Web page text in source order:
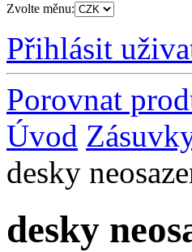
Zvolte měnu:
Přihlásit
Porovnat
Úvod
desky
desky